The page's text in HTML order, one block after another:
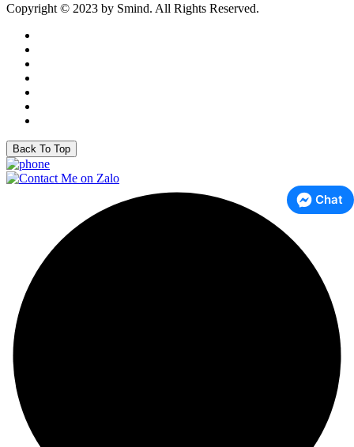
Copyright © 2023 by Smind. All Rights Reserved.
Back To Top
Chat